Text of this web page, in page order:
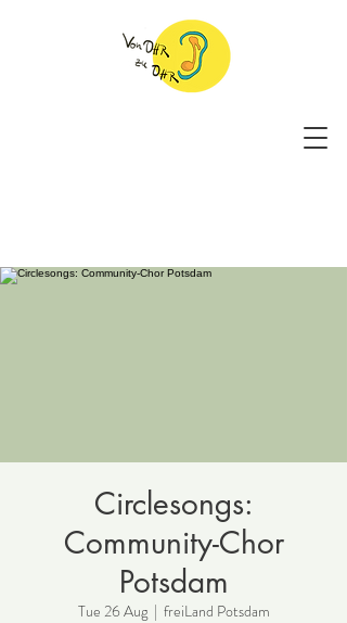
Circlesongs:
Community-Chor
Potsdam
Tue 26 Aug
  |
freiLand Potsdam